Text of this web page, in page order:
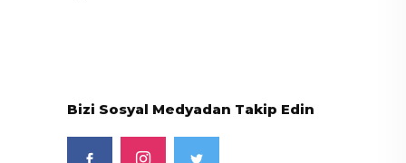
Bizi Sosyal Medyadan Takip Edin